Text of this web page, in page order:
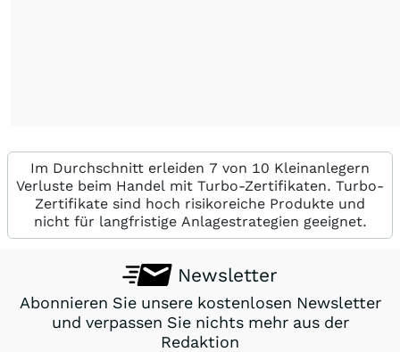
Im Durchschnitt erleiden 7 von 10 Kleinanlegern
Verluste beim Handel mit Turbo-Zertifikaten. Turbo-
Zertifikate sind hoch risikoreiche Produkte und
nicht für langfristige Anlagestrategien geeignet.
Newsletter
Abonnieren Sie unsere kostenlosen Newsletter
und verpassen Sie nichts mehr aus der
Redaktion